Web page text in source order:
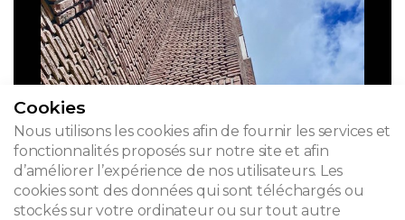
Cookies
Nous utilisons les cookies afin de fournir les services et
fonctionnalités proposés sur notre site et afin
d’améliorer l’expérience de nos utilisateurs. Les
cookies sont des données qui sont téléchargés ou
stockés sur votre ordinateur ou sur tout autre